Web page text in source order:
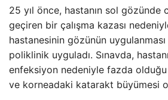
25 yıl önce, hastanın sol
geçiren bir çalışma kazası
hastanesinin gözünün
poliklinik uyguladı. Sınavda,
enfeksiyon nedeniyle fazda
ve korneadaki katarakt büyümesi